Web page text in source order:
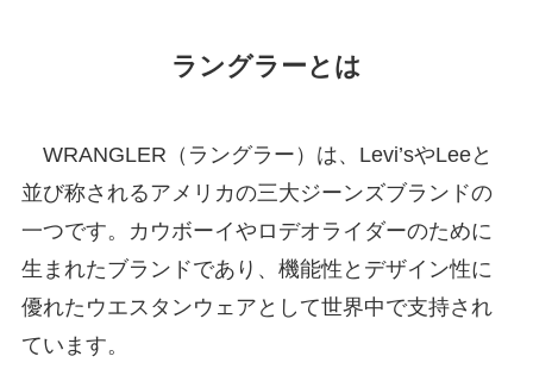
ラングラーとは
WRANGLER（ラングラー）は、Levi’sやLeeと
並び称されるアメリカの三大ジーンズブランドの
一つです。カウボーイやロデオライダーのために
生まれたブランドであり、機能性とデザイン性に
優れたウエスタンウェアとして世界中で支持され
ています。